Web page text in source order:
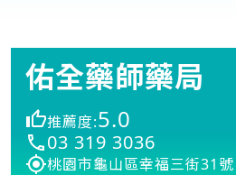
佑全藥師藥局
推薦度:5.0
03 319 3036
桃園市龜山區幸福三街31號